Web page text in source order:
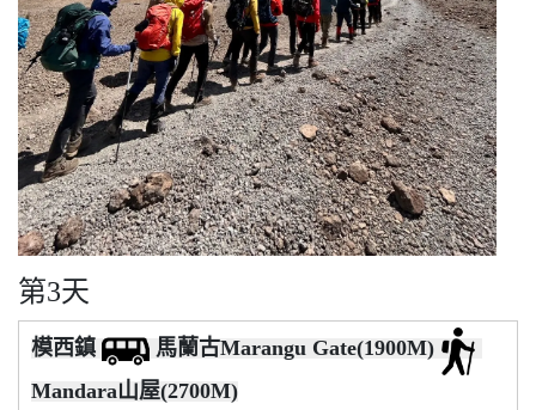
第3天
模西鎮
馬蘭古Marangu Gate(1900M)
Mandara山屋(2700M)